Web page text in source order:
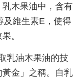
木果油中，含有
及維生素E，使得
。
乳油木果油的技
金」之稱。自乳